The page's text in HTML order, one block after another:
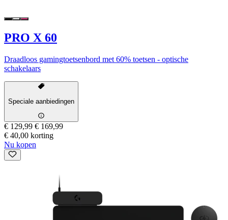
PRO X 60
Draadloos gamingtoetsenbord met 60% toetsen - optische
schakelaars
Speciale aanbiedingen
€ 129,99 € 169,99
€ 40,00 korting
Nu kopen